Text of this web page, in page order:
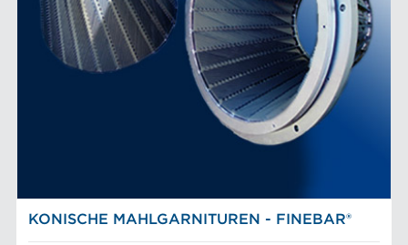
KONISCHE MAHLGARNITUREN - FINEBAR®